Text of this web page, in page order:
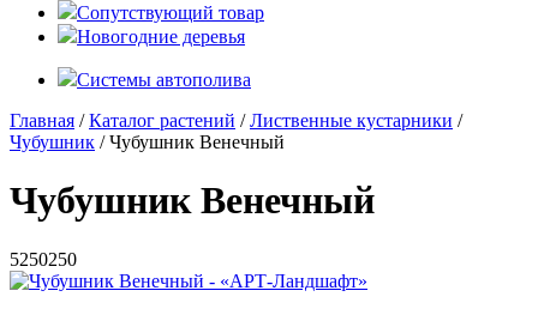
Сопутствующий товар
Новогодние деревья
Системы автополива
Главная /Каталог растений /Лиственные кустарники /
Чубушник / Чубушник Венечный
Чубушник Венечный
5250250